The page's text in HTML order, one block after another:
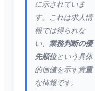
に示されていま
す。これは求人情
報では得られな
い、 業務判断の優
先順位という具体
的価値を示す貴重
な情報です。